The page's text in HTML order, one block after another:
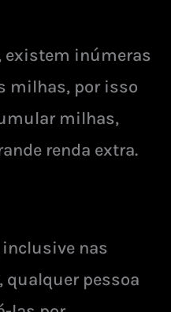
existem inúmeras
milhas, por isso
milhas,
renda extra.
nas
qualquer pessoa